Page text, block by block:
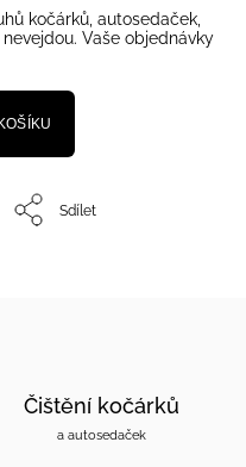
kočárků, autosedaček,
Vaše objednávky
Sdílet
Čištění kočárků
a autosedaček